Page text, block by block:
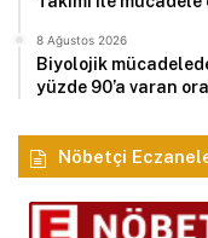
8 Ağustos 2026
Biyolojik
yüzde 90’a varan
Nöbetçi